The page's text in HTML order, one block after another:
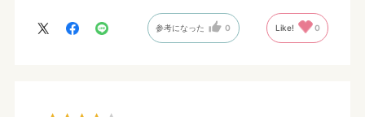
参考になった 0 Like! 0